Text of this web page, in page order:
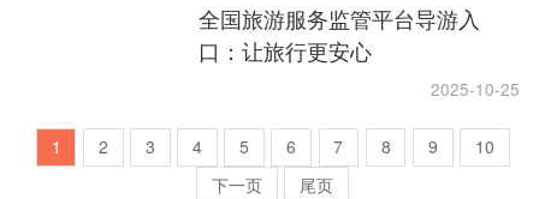
全国旅游服务监管平台导游入
口：让旅行更安心
2025-10-25
1 2 3 4 5 6 7 8 9
10
下一页
尾页